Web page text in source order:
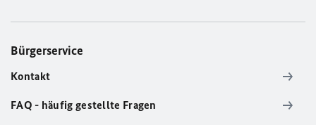
Bürgerservice
Kontakt
FAQ - häufig gestellte Fragen